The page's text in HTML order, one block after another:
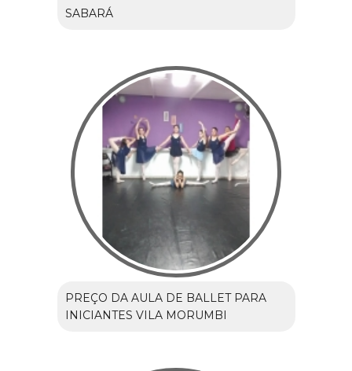
SABARÁ
PREÇO DA AULA DE BALLET PARA
INICIANTES VILA MORUMBI